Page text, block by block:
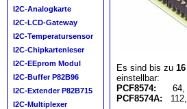
I2C-Analogkarte
I2C-LCD-Gateway
I2C-Temperatursensor
I2C-Chipkartenleser
I2C-EEprom Modul
I2C-Buffer P82B96
I2C-Extender P82B715
I2C-Multiplexer
Es sind bis zu 16
einstellbar:
PCF8574: 64,
PCF8574A: 112,